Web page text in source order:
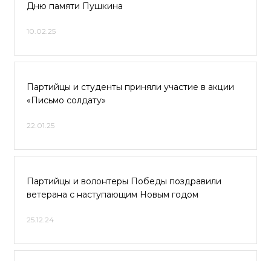
Дню памяти Пушкина
10.02.25
Партийцы и студенты приняли участие в акции
«Письмо солдату»
22.01.25
Партийцы и волонтеры Победы поздравили
ветерана с наступающим Новым годом
25.12.24